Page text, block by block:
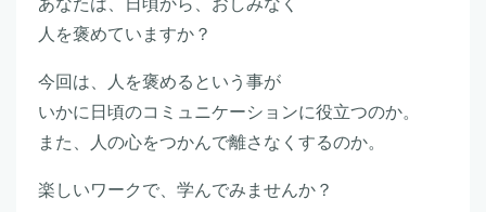
あなたは、日頃から、おしみなく
人を褒めていますか？
今回は、人を褒めるという事が
いかに日頃のコミュニケーションに役立つのか。
また、人の心をつかんで離さなくするのか。
楽しいワークで、学んでみませんか？